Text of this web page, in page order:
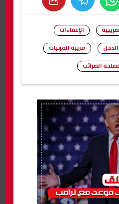
whats
الإعفاءات
ضريبة المرتبات
الضرائب